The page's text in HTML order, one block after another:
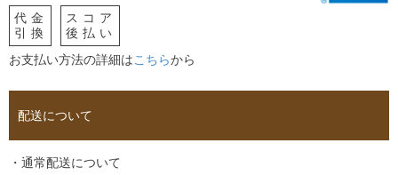
代金
引換
スコア
後払い
お支払い方法の詳細はこちらから
配送について
・通常配送について